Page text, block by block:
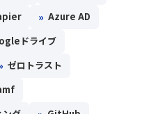
» Azure AD
ドライブ
ゼロトラスト